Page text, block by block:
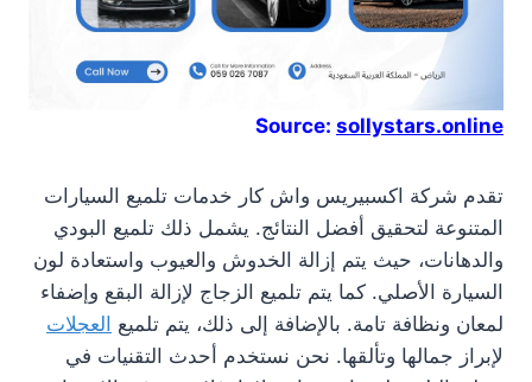
Source: sollystars.online
تقدم شركة اكسبيريس واش كار خدمات تلميع السيارات
المتنوعة لتحقيق أفضل النتائج. يشمل ذلك تلميع البودي
والدهانات، حيث يتم إزالة الخدوش والعيوب واستعادة لون
السيارة الأصلي. كما يتم تلميع الزجاج لإزالة البقع وإضفاء
لمعان ونظافة تامة. بالإضافة إلى ذلك، يتم تلميع العجلات
لإبراز جمالها وتألقها. نحن نستخدم أحدث التقنيات في